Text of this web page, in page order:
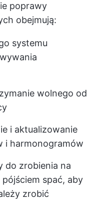
poprawy
obejmują:
systemu
wolnego od
i aktualizowanie
i harmonogramów
do zrobienia na
spać, aby
zrobić